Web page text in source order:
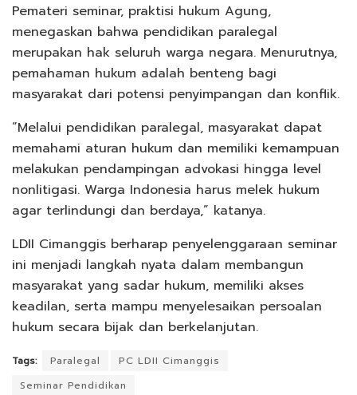
Pemateri seminar, praktisi hukum Agung,
menegaskan bahwa pendidikan paralegal
merupakan hak seluruh warga negara. Menurutnya,
pemahaman hukum adalah benteng bagi
masyarakat dari potensi penyimpangan dan konflik.
“Melalui pendidikan paralegal, masyarakat dapat
memahami aturan hukum dan memiliki kemampuan
melakukan pendampingan advokasi hingga level
nonlitigasi. Warga Indonesia harus melek hukum
agar terlindungi dan berdaya,” katanya.
LDII Cimanggis berharap penyelenggaraan seminar
ini menjadi langkah nyata dalam membangun
masyarakat yang sadar hukum, memiliki akses
keadilan, serta mampu menyelesaikan persoalan
hukum secara bijak dan berkelanjutan.
Tags: Paralegal
PC LDII Cimanggis
Seminar Pendidikan